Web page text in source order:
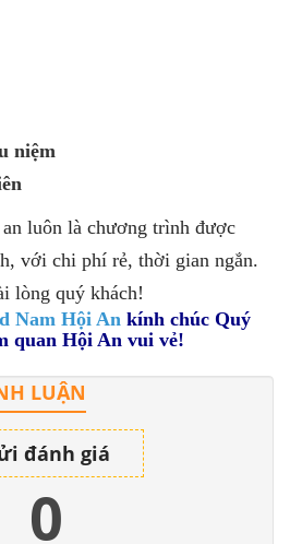
niệm
luôn là chương trình được
với chi phí rẻ, thời gian ngắn.
lòng quý khách!
Nam Hội An kính chúc Quý
quan Hội An vui vẻ!
LUẬN
đánh giá
0